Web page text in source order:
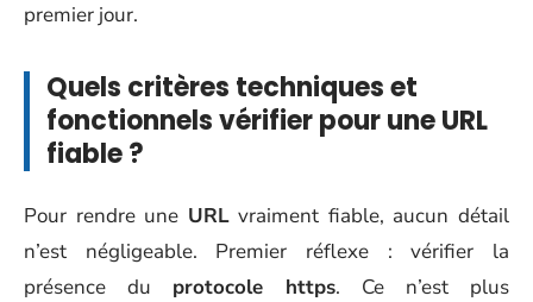
premier jour.
Quels critères techniques et
fonctionnels vérifier pour une URL
fiable ?
Pour rendre une URLvraiment fiable, aucun détail
n’est négligeable. Premier réflexe : vérifier la
présence du protocole https. Ce n’est plus